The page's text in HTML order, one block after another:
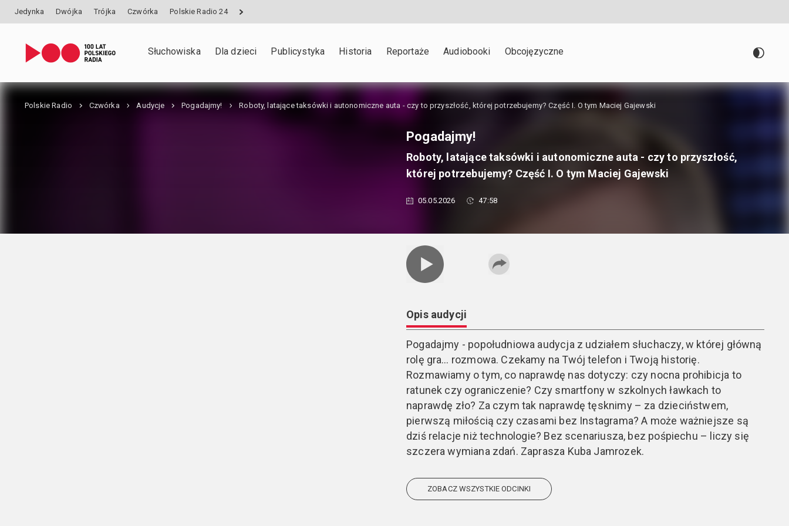
Jedynka Dwójka Trójka Czwórka Polskie Radio 24
Słuchowiska Dla dzieci Publicystyka Historia Reportaże Audiobooki Obcojęzyczne
Polskie Radio Czwórka Audycje Pogadajmy! Roboty, latające taksówki i autonomiczne auta - czy to przyszłość, której potrzebujemy? Część I. O tym Maciej Gajewski
Pogadajmy!
Roboty, latające taksówki i autonomiczne auta - czy to przyszłość,
której potrzebujemy? Część I. O tym Maciej Gajewski
05.05.2026 47:58
Opis audycji
Pogadajmy - popołudniowa audycja z udziałem słuchaczy, w której główną
rolę gra… rozmowa. Czekamy na Twój telefon i Twoją historię.
Rozmawiamy o tym, co naprawdę nas dotyczy: czy nocna prohibicja to
ratunek czy ograniczenie? Czy smartfony w szkolnych ławkach to
naprawdę zło? Za czym tak naprawdę tęsknimy – za dzieciństwem,
pierwszą miłością czy czasami bez Instagrama? A może ważniejsze są
dziś relacje niż technologie? Bez scenariusza, bez pośpiechu – liczy się
szczera wymiana zdań. Zaprasza Kuba Jamrozek.
ZOBACZ WSZYSTKIE ODCINKI